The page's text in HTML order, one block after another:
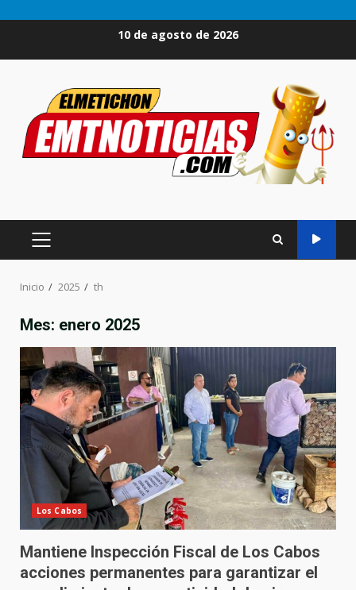
10 de agosto de 2026
MENÚ
PRINCIPAL
Inicio 2025 th
Mes: enero 2025
Los Cabos
Mantiene Inspección Fiscal de Los Cabos
acciones permanentes para garantizar el